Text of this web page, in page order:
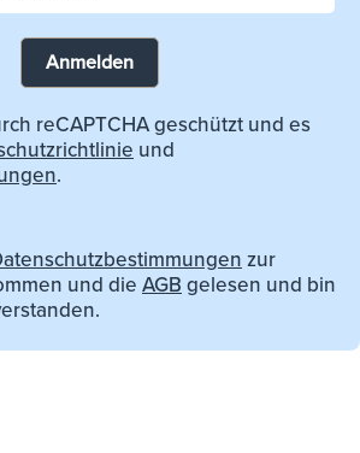
Anmelden
reCAPTCHA geschützt und es
und
.
zur
und die AGB gelesen und bin